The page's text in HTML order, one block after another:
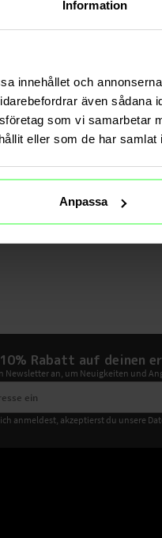
Information
innehållet och
även sådana
som vi samarbetar
eller som de har
Anpassa
Rabatt auf deinen
Newsletter an, um Neuigkeiten und
anmeldest, akzeptierst du unsere